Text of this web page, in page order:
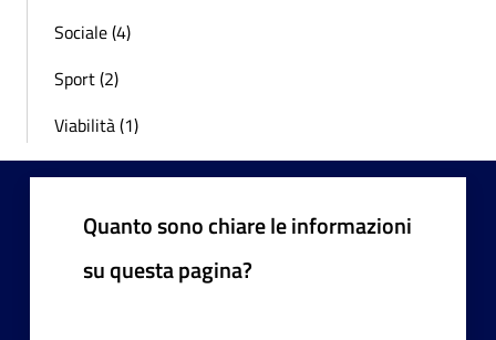
Sociale (4)
Sport (2)
Viabilità (1)
Quanto sono chiare le informazioni
su questa pagina?